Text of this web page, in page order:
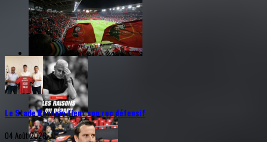
Le Stade Rennais tient son roc défensif
04 Août 2026